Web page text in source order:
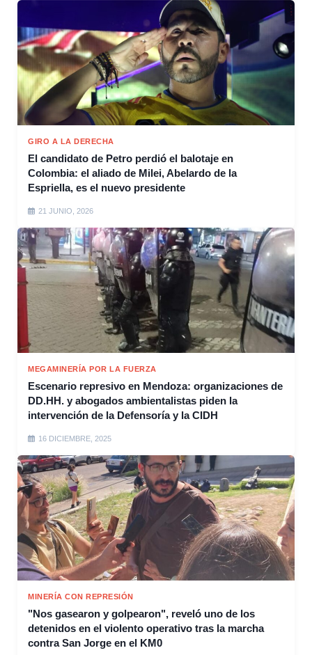
GIRO A LA DERECHA
El candidato de Petro perdió el balotaje en
Colombia: el aliado de Milei, Abelardo de la
Espriella, es el nuevo presidente
21 JUNIO, 2026
MEGAMINERÍA POR LA FUERZA
Escenario represivo en Mendoza: organizaciones de
DD.HH. y abogados ambientalistas piden la
intervención de la Defensoría y la CIDH
16 DICIEMBRE, 2025
MINERÍA CON REPRESIÓN
"Nos gasearon y golpearon", reveló uno de los
detenidos en el violento operativo tras la marcha
contra San Jorge en el KM0